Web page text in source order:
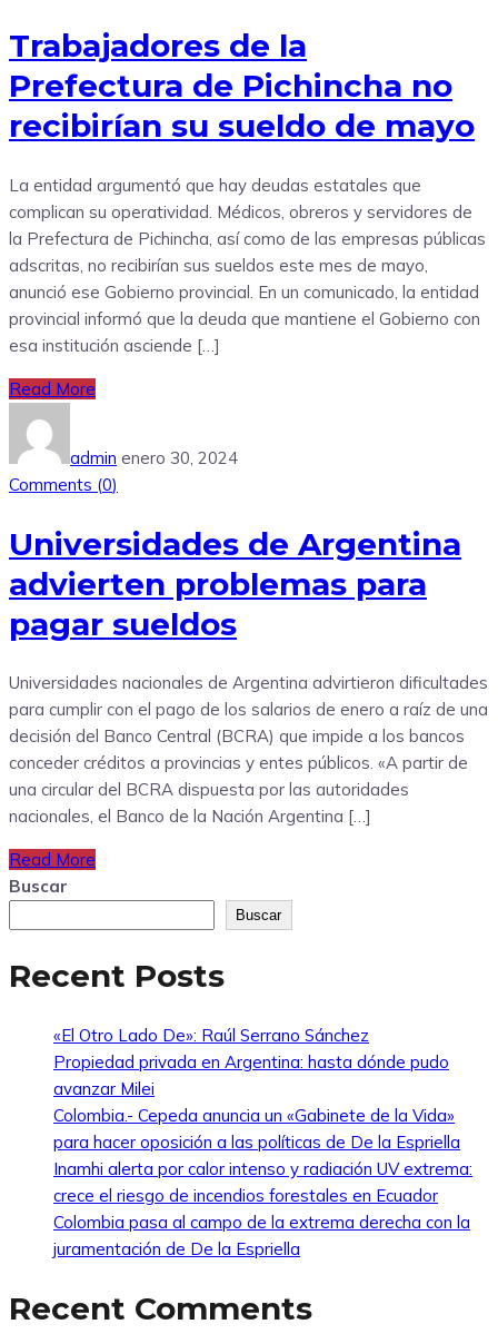
Trabajadores de la
Prefectura de Pichincha no
recibirían su sueldo de mayo
La entidad argumentó que hay deudas estatales que
complican su operatividad. Médicos, obreros y servidores de
la Prefectura de Pichincha, así como de las empresas públicas
adscritas, no recibirían sus sueldos este mes de mayo,
anunció ese Gobierno provincial. En un comunicado, la entidad
provincial informó que la deuda que mantiene el Gobierno con
esa institución asciende […]
Read More
admin enero 30, 2024
Comments (0)
Universidades de Argentina
advierten problemas para
pagar sueldos
Universidades nacionales de Argentina advirtieron dificultades
para cumplir con el pago de los salarios de enero a raíz de una
decisión del Banco Central (BCRA) que impide a los bancos
conceder créditos a provincias y entes públicos. «A partir de
una circular del BCRA dispuesta por las autoridades
nacionales, el Banco de la Nación Argentina […]
Read More
Buscar
Buscar
Recent Posts
«El Otro Lado De»: Raúl Serrano Sánchez
Propiedad privada en Argentina: hasta dónde pudo
avanzar Milei
Colombia.- Cepeda anuncia un «Gabinete de la Vida»
para hacer oposición a las políticas de De la Espriella
Inamhi alerta por calor intenso y radiación UV extrema:
crece el riesgo de incendios forestales en Ecuador
Colombia pasa al campo de la extrema derecha con la
juramentación de De la Espriella
Recent Comments